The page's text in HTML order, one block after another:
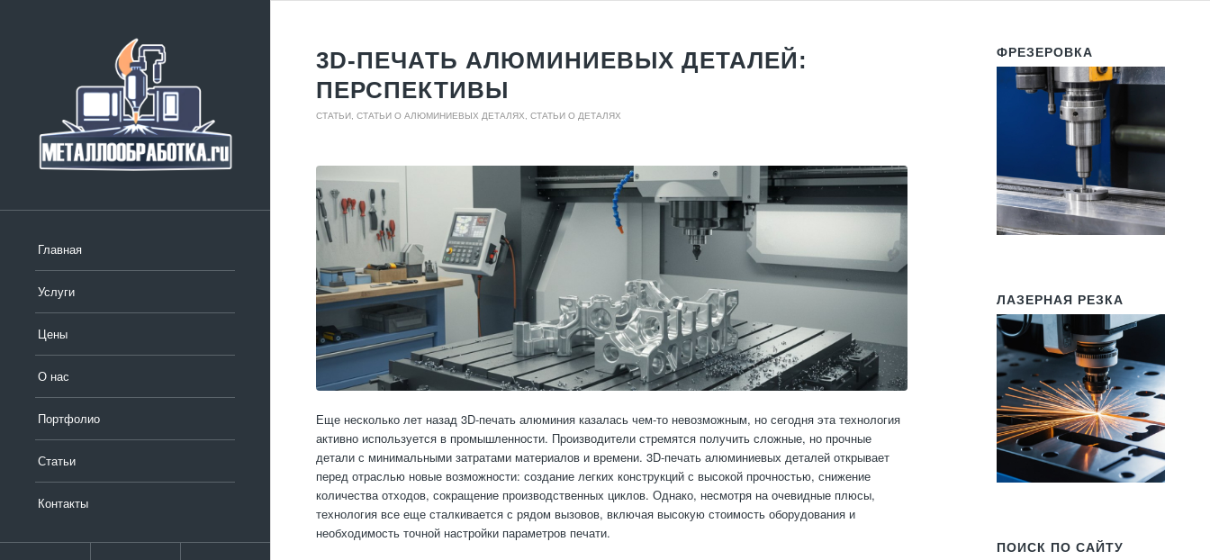
Главная
Услуги
Цены
О нас
Портфолио
Статьи
Контакты
3D-ПЕЧАТЬ АЛЮМИНИЕВЫХ ДЕТАЛЕЙ:
ПЕРСПЕКТИВЫ
СТАТЬИ СТАТЬИ О АЛЮМИНИЕВЫХ ДЕТАЛЯХ СТАТЬИ О ДЕТАЛЯХ
Еще несколько лет назад 3D-печать алюминия казалась чем-то невозможным, но сегодня эта технология
активно используется в промышленности. Производители стремятся получить сложные, но прочные
детали с минимальными затратами материалов и времени. 3D-печать алюминиевых деталей открывает
перед отраслью новые возможности: создание легких конструкций с высокой прочностью, снижение
количества отходов, сокращение производственных циклов. Однако, несмотря на очевидные плюсы,
технология все еще сталкивается с рядом вызовов, включая высокую стоимость оборудования и
необходимость точной настройки параметров печати.
ФРЕЗЕРОВКА
ЛАЗЕРНАЯ РЕЗКА
ПОИСК ПО САЙТУ